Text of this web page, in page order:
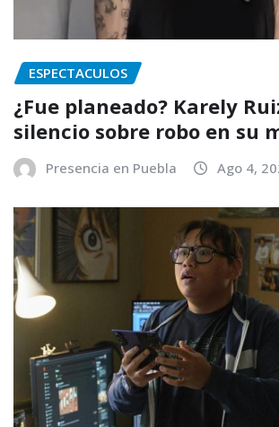
ESPECTACULOS
¿Fue planeado? Karely
silencio sobre robo en su
Presencia en Puebla Ago 4,